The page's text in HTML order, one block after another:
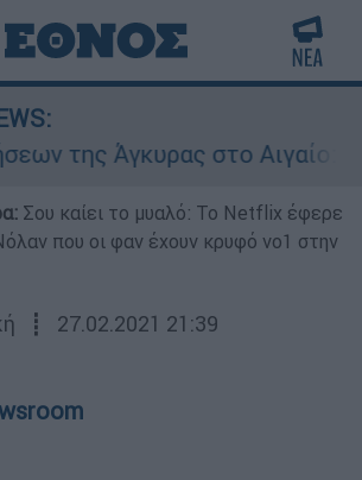
Άγκυρας στο Αιγαίο:
Σου καίει το μυαλό: Το Netflix έφερε
που οι φαν έχουν κρυφό νο1 στην
┋ 27.02.2021 21:39